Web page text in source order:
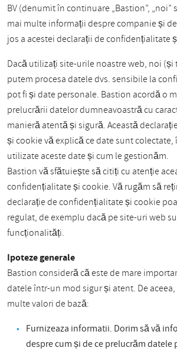
BV (denumit în continuare „Bastion”, „noi”
mai multe informații despre companie și
jos a acestei declarații de confidențialitate
Dacă utilizați site-urile noastre web, noi (și
putem procesa datele dvs. sensibile la
pot fi și date personale. Bastion acordă o
prelucrării datelor dumneavoastră cu
manieră atentă și sigură. Această
și cookie vă explică ce date sunt
utilizate aceste date și cum le gestionăm.
Bastion vă sfătuiește să citiți cu atenție
confidențialitate și cookie. Vă rugăm să
declarație de confidențialitate și cookie
regulat, de exemplu dacă pe site-uri web
funcționalități.
Ipoteze generale
Bastion consideră că este de mare
datele într-un mod sigur și atent. De
multe valori de bază:
Furnizeaza informatii. Dorim să vă
despre cum și de ce prelucrăm datele